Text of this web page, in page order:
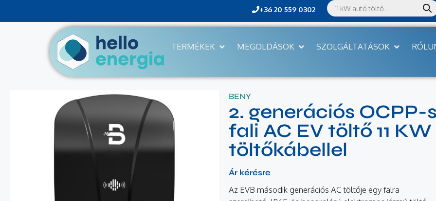
+36 20 559 0302
TERMÉKEK MEGOLDÁSOK SZOLGÁLTATÁSOK
BENY
2. generációs OCPP-
fali AC EV töltő 11 KW
töltőkábellel
Ár kérésre
Az EVB második generációs AC töltője egy falra